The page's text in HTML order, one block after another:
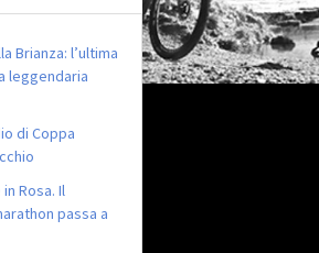
Brianza: l’ultima
leggendaria
di Coppa
Rosa. Il
passa a